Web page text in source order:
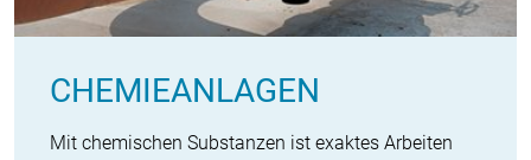
CHEMIEANLAGEN
Mit chemischen Substanzen ist exaktes Arbeiten